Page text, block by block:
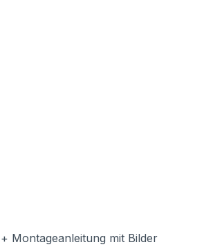
Montageanleitung mit Bilder